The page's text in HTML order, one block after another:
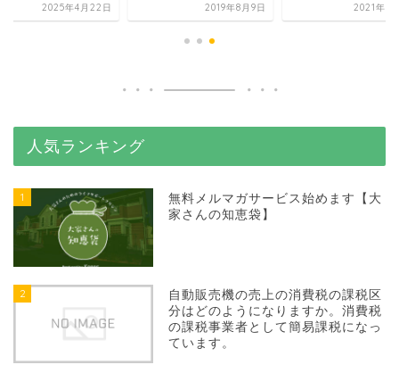
2025年4月22日 2019年8月9日 2021年9
人気ランキング
1
無料メルマガサービス始めます【大
家さんの知恵袋】
2
自動販売機の売上の消費税の課税区
分はどのようになりますか。消費税
の課税事業者として簡易課税になっ
ています。